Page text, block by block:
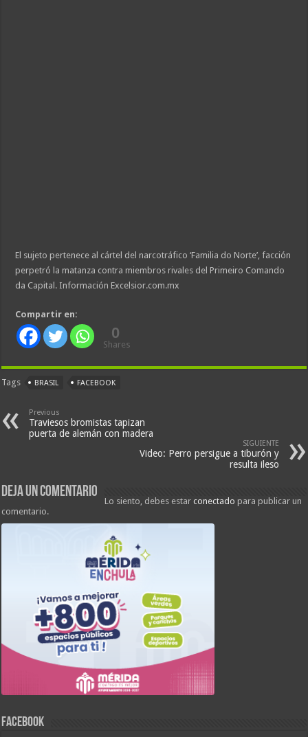
El sujeto pertenece al cártel del narcotráfico ‘Familia do Norte’, facción
perpetró la matanza contra miembros rivales del Primeiro Comando
da Capital. Información Excelsior.com.mx
Compartir en:
0
Shares
Tags BRASIL FACEBOOK
Previous
Traviesos bromistas tapizan
puerta de alemán con madera
SIGUIENTE
Video: Perro persigue a tiburón y
resulta ileso
Deja un comentario
Lo siento, debes estarconectado para publicar un
comentario.
FACEBOOK